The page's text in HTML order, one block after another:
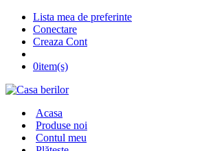
Lista mea de preferinte
Conectare
Creaza Cont
0item(s)
Acasa
Produse noi
Contul meu